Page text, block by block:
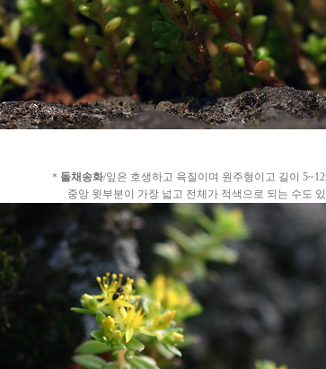
＊ 돌채송화/잎은 호생하고 육질이며 원주형이고 길이
중앙 윗부분이 가장 넓고 전체가 적색으로 되는 수도